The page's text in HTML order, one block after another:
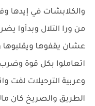
والكلابشات في إيدها
من ورا التلال وبدأوا
عشان يقفوها ويقلبوها
اتعاملوا بكل قوة
وعربية الترحيلات لفت
الطريق والصريخ كان